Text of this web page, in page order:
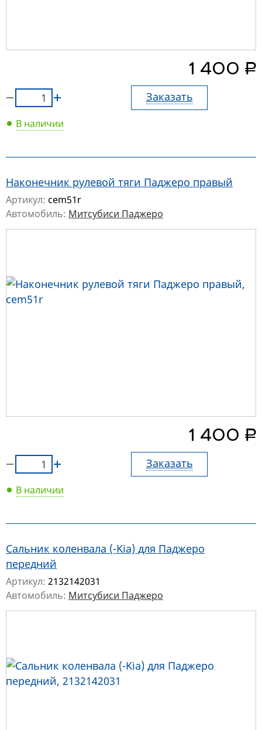
1 400 руб.
Заказать
В наличии
Наконечник рулевой тяги Паджеро правый
Артикул: cem51r
Автомобиль: Митсубиси Паджеро
1 400 руб.
Заказать
В наличии
Сальник коленвала (-Kia) для Паджеро
передний
Артикул: 2132142031
Автомобиль: Митсубиси Паджеро